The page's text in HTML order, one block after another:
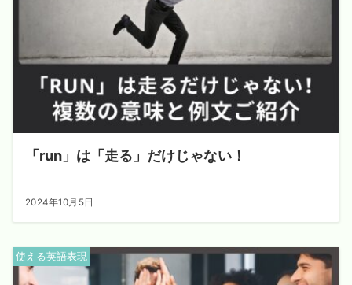
「run」は「走る」だけじゃない！
2024年10月5日
使える英語表現